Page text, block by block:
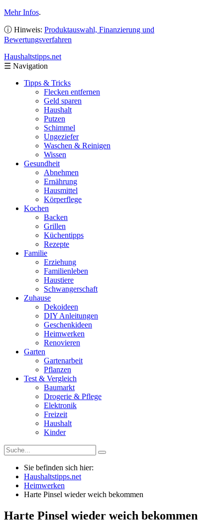
Mehr Infos.
ⓘ Hinweis: Produktauswahl, Finanzierung und
Bewertungsverfahren
Haushaltstipps.net
☰ Navigation
Tipps & Tricks
Flecken entfernen
Geld sparen
Haushalt
Putzen
Schimmel
Ungeziefer
Waschen & Reinigen
Wissen
Gesundheit
Abnehmen
Ernährung
Hausmittel
Körperflege
Kochen
Backen
Grillen
Küchentipps
Rezepte
Familie
Erziehung
Familienleben
Haustiere
Schwangerschaft
Zuhause
Dekoideen
DIY Anleitungen
Geschenkideen
Heimwerken
Renovieren
Garten
Gartenarbeit
Pflanzen
Test & Vergleich
Baumarkt
Drogerie & Pflege
Elektronik
Freizeit
Haushalt
Kinder
Sie befinden sich hier:
Haushaltstipps.net
Heimwerken
Harte Pinsel wieder weich bekommen
Harte Pinsel wieder weich bekommen